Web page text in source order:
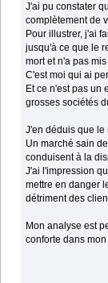
J'ai pu constater
complètement de
Pour illustrer, j'ai
jusqu'à ce que le
mort et n'a pas
C'est moi qui ai
Et ce n'est pas un
grosses sociétés
J'en déduis que le
Un marché sain
conduisent à la
J'ai l'impression
mettre en danger
détriment des
Mon analyse est
conforte dans